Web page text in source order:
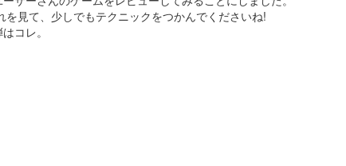
見て、少しでもテクニックをつかんでくださいね!
コレ。